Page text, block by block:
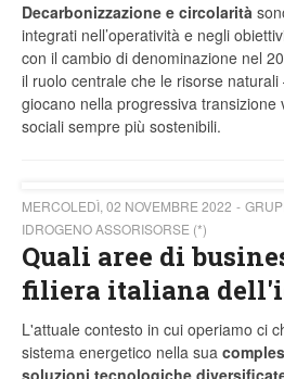
Decarbonizzazione e circolarità
integrati nell’operatività e negli
con il cambio di denominazione nel
il ruolo centrale che le risorse
giocano nella progressiva
sociali sempre più sostenibili.
MERCOLEDÌ, 02 NOVEMBRE 2022
IDROGENO ASSORISORSE (*)
Quali aree di
filiera italiana
L'attuale contesto in cui operiamo ci
sistema energetico nella sua